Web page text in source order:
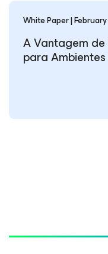
White Paper |
A Vantagem
para